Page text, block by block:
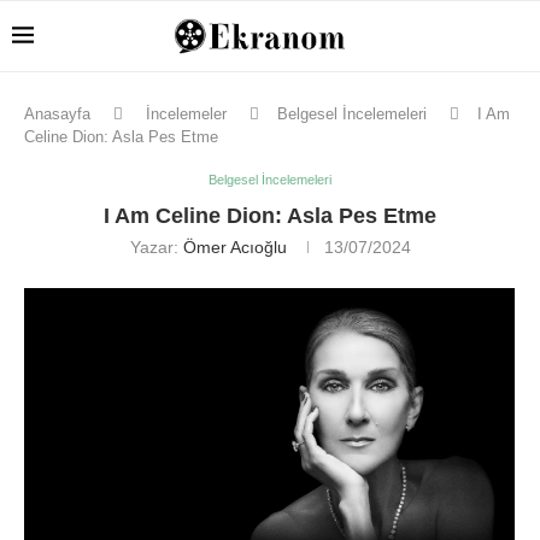
Anasayfa İncelemeler Belgesel İncelemeleri
I Am
Celine Dion: Asla Pes Etme
Belgesel İncelemeleri
I Am Celine Dion: Asla Pes Etme
Yazar: Ömer Acıoğlu 13/07/2024